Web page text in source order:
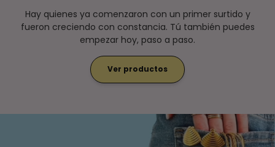
Hay quienes ya comenzaron con un primer surtido y
fueron creciendo con constancia. Tú también puedes
empezar hoy, paso a paso.
Ver productos